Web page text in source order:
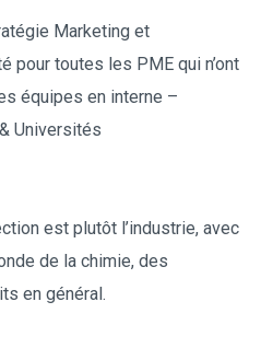
Marketing et
pour toutes les PME qui n’ont
équipes en interne –
Universités
est plutôt l’industrie, avec
de la chimie, des
en général.